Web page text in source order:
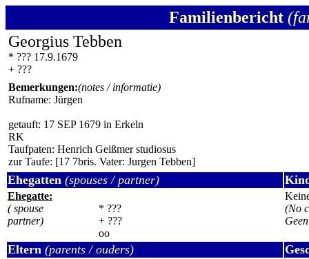
Familienbericht
Georgius Tebben
* ??? 17.9.1679
+ ???
Bemerkungen:(notes / informatie)
Rufname: Jürgen
getauft: 17 SEP 1679 in Erkeln
RK
Taufpaten: Henrich Geißmer studiosus
zur Taufe: [17 7bris. Vater: Jurgen Tebben]
Ehegatten (spouses / partner)
Ehegatte:
( spouse
partner)
* ???
+ ???
oo
(No
Eltern (parents / ouders)